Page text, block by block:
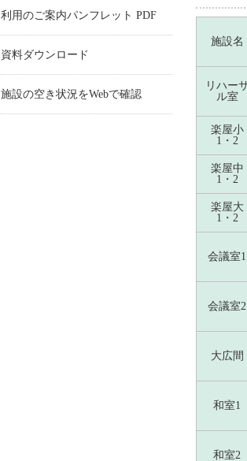
利用のご案内パンフレット PDF
資料ダウンロード
施設の空き状況をWebで確認
施設名
リハー
ル室
楽屋小
1・2
楽屋中
1・2
楽屋大
1・2
会議室1
会議室2
大広間
和室1
和室2